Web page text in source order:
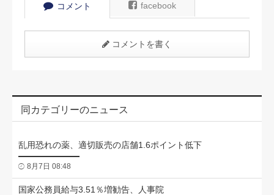
コメント facebook
コメントを書く
同カテゴリーのニュース
乱用恐れの薬、適切販売の店舗1.6ポイント低下
8月7日 08:48
国家公務員給与3.51％増勧告、人事院